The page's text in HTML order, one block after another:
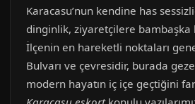
Karacasu’nun kendine has
dinginlik, ziyaretçilere bambaşka
İlçenin en hareketli noktaları
Bulvarı ve çevresidir, burada
modern hayatın iç içe geçtiğini